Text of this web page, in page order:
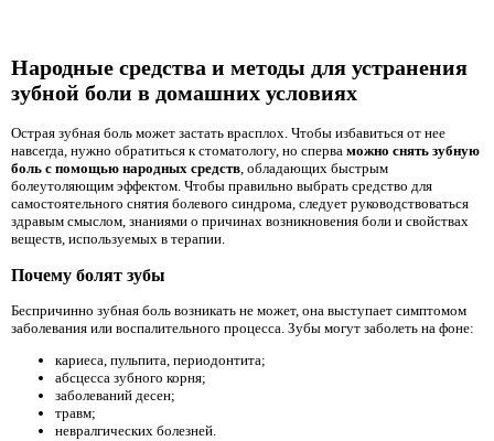
Народные средства и методы для устранения
зубной боли в домашних условиях
Острая зубная боль может застать врасплох. Чтобы избавиться от нее
навсегда, нужно обратиться к стоматологу, но сперва можно снять зубную
боль с помощью народных средств , обладающих быстрым
болеутоляющим эффектом. Чтобы правильно выбрать средство для
самостоятельного снятия болевого синдрома, следует руководствоваться
здравым смыслом, знаниями о причинах возникновения боли и свойствах
веществ, используемых в терапии.
Почему болят зубы
Беспричинно зубная боль возникать не может, она выступает симптомом
заболевания или воспалительного процесса. Зубы могут заболеть на фоне:
кариеса, пульпита, периодонтита;
абсцесса зубного корня;
заболеваний десен;
травм;
невралгических болезней.